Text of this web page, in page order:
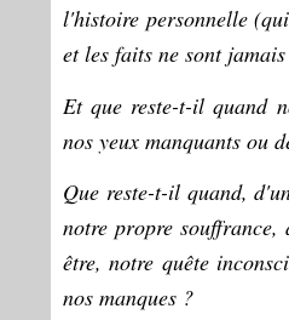
l'histoire personnelle
et les faits ne sont
Et que reste-t-il quand
nos yeux manquants ou
Que reste-t-il quand,
notre propre souffrance,
être, notre quête
nos manques ?